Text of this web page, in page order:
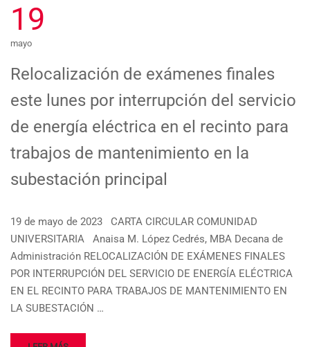
19
mayo
Relocalización de exámenes finales
este lunes por interrupción del servicio
de energía eléctrica en el recinto para
trabajos de mantenimiento en la
subestación principal
19 de mayo de 2023 CARTA CIRCULAR COMUNIDAD
UNIVERSITARIA Anaisa M. López Cedrés, MBA Decana de
Administración RELOCALIZACIÓN DE EXÁMENES FINALES
POR INTERRUPCIÓN DEL SERVICIO DE ENERGÍA ELÉCTRICA
EN EL RECINTO PARA TRABAJOS DE MANTENIMIENTO EN
LA SUBESTACIÓN …